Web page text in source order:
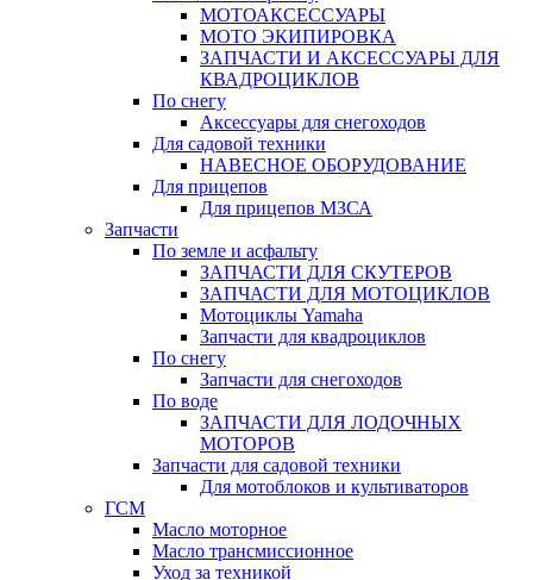
МОТОАКСЕССУАРЫ
МОТО ЭКИПИРОВКА
ЗАПЧАСТИ И АКСЕССУАРЫ ДЛЯ
КВАДРОЦИКЛОВ
По снегу
Аксессуары для снегоходов
Для садовой техники
НАВЕСНОЕ ОБОРУДОВАНИЕ
Для прицепов
Для прицепов МЗСА
Запчасти
По земле и асфальту
ЗАПЧАСТИ ДЛЯ СКУТЕРОВ
ЗАПЧАСТИ ДЛЯ МОТОЦИКЛОВ
Мотоциклы Yamaha
Запчасти для квадроциклов
По снегу
Запчасти для снегоходов
По воде
ЗАПЧАСТИ ДЛЯ ЛОДОЧНЫХ
МОТОРОВ
Запчасти для садовой техники
Для мотоблоков и культиваторов
ГСМ
Масло моторное
Масло трансмиссионное
Уход за техникой